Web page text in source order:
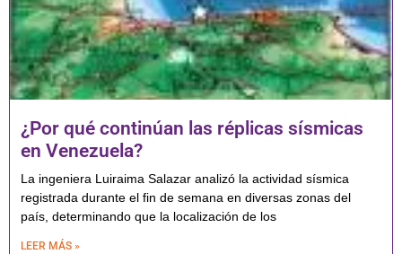
¿Por qué continúan las réplicas sísmicas
en Venezuela?
La ingeniera Luiraima Salazar analizó la actividad sísmica
registrada durante el fin de semana en diversas zonas del
país, determinando que la localización de los
LEER MÁS »